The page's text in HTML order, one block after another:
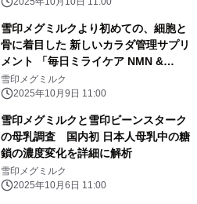
雪印メグミルクより初めての、細胞と
骨に着目した 新しいカラダ管理サプリ
メント 「毎日ミライケア NMN &
MBP?」
雪印メグミルク
2025年10月9日 11:00
雪印メグミルクと雪印ビーンスターク
の母乳調査 国内初 日本人母乳中の糖
鎖の濃度変化を詳細に解析
雪印メグミルク
2025年10月6日 11:00